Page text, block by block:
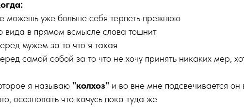
можешь уже больше себя терпеть прежнюю
вида в прямом всмысле слова тошнит
мужем за то что я такая
самой собой за то что не хочу принять никаких мер,
я называю "колхоз" и во вне мне подсвечивается он
осозновать что качусь пока туда же